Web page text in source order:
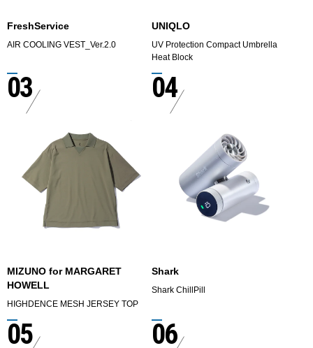
FreshService
AIR COOLING VEST_Ver.2.0
UNIQLO
UV Protection Compact Umbrella
Heat Block
03
MIZUNO for MARGARET
HOWELL
HIGHDENCE MESH JERSEY TOP
04
Shark
Shark ChillPill
05 06